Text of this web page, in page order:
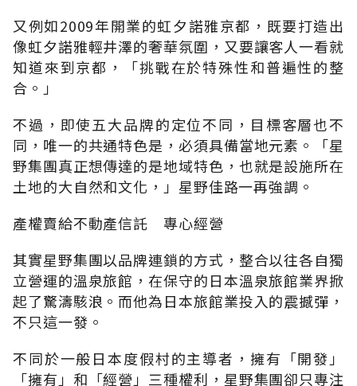
又例如2009年開業的虹夕諾雅京都，既要打造出
像虹夕諾雅輕井澤的奢華氛圍，又要讓客人一看就
知道來到京都，「挑戰在於特殊性和普遍性的整
合。」
不過，即使五大品牌的定位不同，目標客層也不
同，唯一的共通特色是，必須具備當地元素。「星
野集團真正想傳達的是地域特色，也就是設施所在
土地的大自然和文化，」星野佳路一再強調。
產權賣給不動產信託 專心經營
其實星野集團以品牌連鎖的方式，整合以往各自獨
立營運的溫泉旅館，在保守的日本溫泉旅館業界掀
起了驚濤駭浪。而他為日本旅館業投入的震撼彈，
不只這一發。
不同於一般日本度假村的主導者，擁有「開發」
「擁有」和「經營」三種權利，星野集團卻只專注